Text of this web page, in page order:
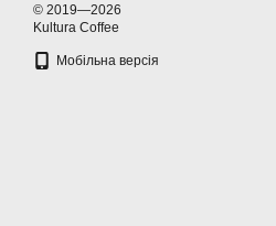
© 2019—2026
Kultura Coffee
Мобільна версія